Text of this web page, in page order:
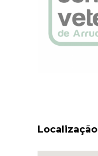
Localização